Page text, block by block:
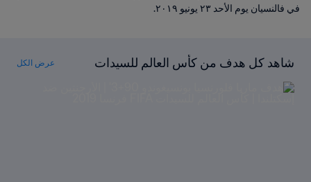
في فالنسيان يوم الأحد ٢٣ يونيو ٢٠١٩.
شاهد كل هدف من كأس العالم للسيدات
FIFA فرنسا ٢٠١٩
عرض الكل